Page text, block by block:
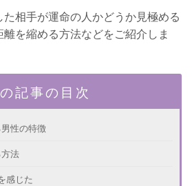
相手が運命の人かどうか見極める
を縮める方法などをご紹介しま
記事の目次
性の特徴
法
感じた